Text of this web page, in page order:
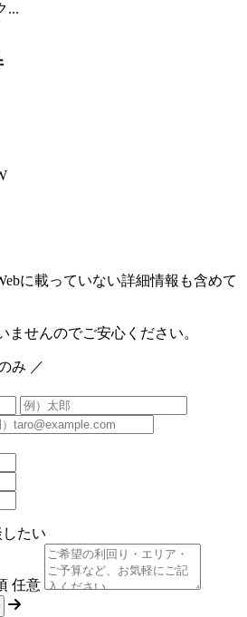
...
に載っていない詳細情報も含めて
ませんのでご安心ください。
み ／
たい
任意